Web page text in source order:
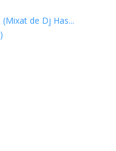
de Dj Has...